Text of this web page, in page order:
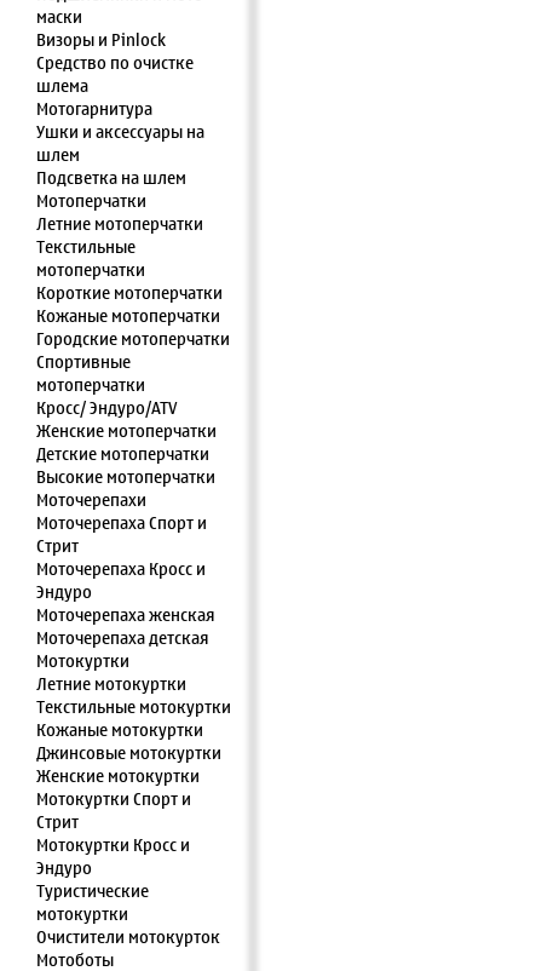
маски
Визоры и Pinlock
Средство по очистке
шлема
Мотогарнитура
Ушки и аксессуары на
шлем
Подсветка на шлем
Мотоперчатки
Летние мотоперчатки
Текстильные
мотоперчатки
Короткие мотоперчатки
Кожаные мотоперчатки
Городские мотоперчатки
Спортивные
мотоперчатки
Кросс/ Эндуро/ATV
Женские мотоперчатки
Детские мотоперчатки
Высокие мотоперчатки
Моточерепахи
Моточерепаха Спорт и
Стрит
Моточерепаха Кросс и
Эндуро
Моточерепаха женская
Моточерепаха детская
Мотокуртки
Летние мотокуртки
Текстильные мотокуртки
Кожаные мотокуртки
Джинсовые мотокуртки
Женские мотокуртки
Мотокуртки Спорт и
Стрит
Мотокуртки Кросс и
Эндуро
Туристические
мотокуртки
Очистители мотокурток
Мотоботы